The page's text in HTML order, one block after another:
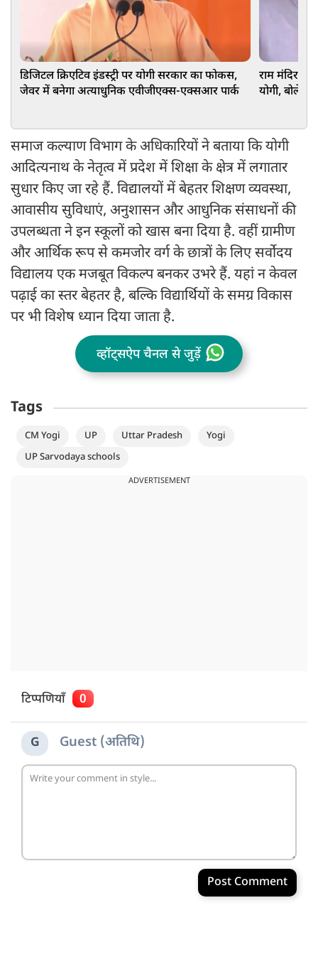
डिजिटल क्रिएटिव इंडस्ट्री पर योगी सरकार का फोकस,
जेवर में बनेगा अत्याधुनिक एवीजीएक्स-एक्सआर पार्क
राम मंदिर
योगी, बोले-
समाज कल्याण विभाग के अधिकारियों ने बताया कि योगी
आदित्यनाथ के नेतृत्व में प्रदेश में शिक्षा के क्षेत्र में लगातार
सुधार किए जा रहे हैं. विद्यालयों में बेहतर शिक्षण व्यवस्था,
आवासीय सुविधाएं, अनुशासन और आधुनिक संसाधनों की
उपलब्धता ने इन स्कूलों को खास बना दिया है. वहीं ग्रामीण
और आर्थिक रूप से कमजोर वर्ग के छात्रों के लिए सर्वोदय
विद्यालय एक मजबूत विकल्प बनकर उभरे हैं. यहां न केवल
पढ़ाई का स्तर बेहतर है, बल्कि विद्यार्थियों के समग्र विकास
पर भी विशेष ध्यान दिया जाता है.
व्हॉट्सऐप चैनल से जुड़ें
Tags
CM Yogi UP Uttar Pradesh
Yogi
UP Sarvodaya schools
ADVERTISEMENT
टिप्पणियाँ 0
G Guest (अतिथि)
Post Comment